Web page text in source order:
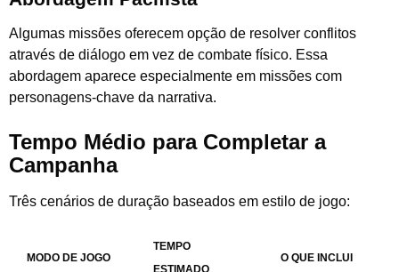
Algumas missões oferecem opção de resolver conflitos
através de diálogo em vez de combate físico. Essa
abordagem aparece especialmente em missões com
personagens-chave da narrativa.
Tempo Médio para Completar a
Campanha
Três cenários de duração baseados em estilo de jogo:
MODO DE JOGO
TEMPO
ESTIMADO
O QUE INCLUI